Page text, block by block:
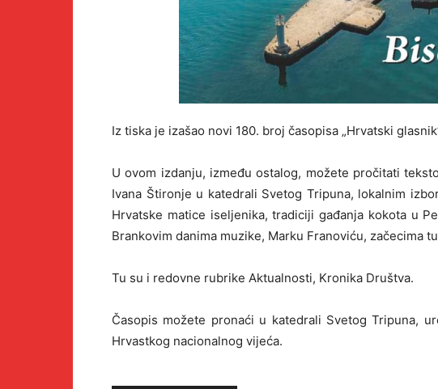
Iz tiska je izašao novi 180. broj časopisa „Hrvatski
U ovom izdanju, između ostalog, možete pročitati
Ivana Štironje u katedrali Svetog Tripuna, lokalnim
Hrvatske matice iseljenika, tradiciji gađanja kokota u
Brankovim danima muzike, Marku Franoviću, začecima
Tu su i redovne rubrike Aktualnosti, Kronika Društva.
Časopis možete pronaći u katedrali Svetog Tripuna,
Hrvastkog nacionalnog vijeća.